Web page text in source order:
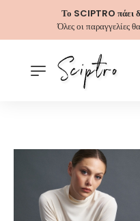
Το SCIPTRO πάει
Όλες οι